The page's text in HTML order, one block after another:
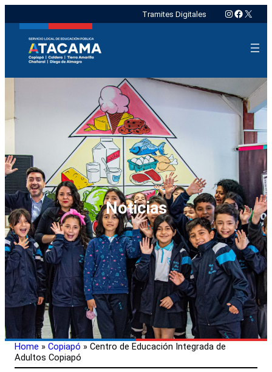
Tramites Digitales Instagram
X
Noticias
Home » Copiapó » Centro de Educación Integrada de
Adultos Copiapó